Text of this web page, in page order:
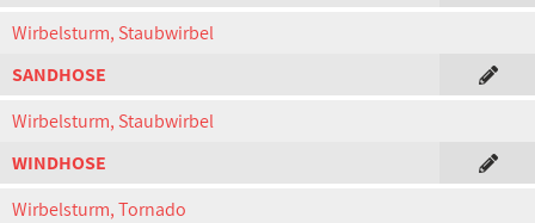
Wirbelsturm, Staubwirbel
SANDHOSE
Wirbelsturm, Staubwirbel
WINDHOSE
Wirbelsturm, Tornado